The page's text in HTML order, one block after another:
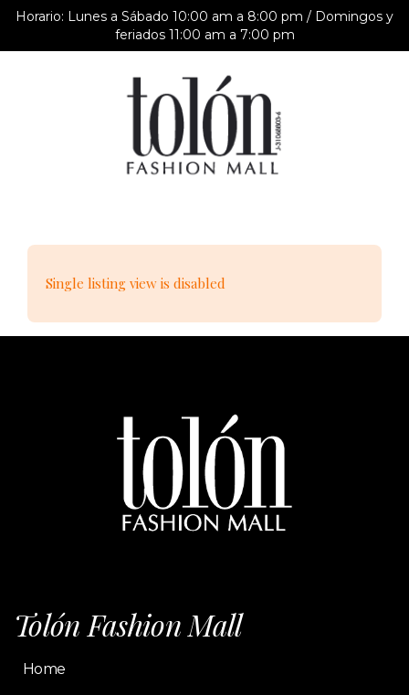
Horario: Lunes a Sábado 10:00 am a 8:00 pm / Domingos y
feriados 11:00 am a 7:00 pm
Single listing view is disabled
Tolón Fashion Mall
Home